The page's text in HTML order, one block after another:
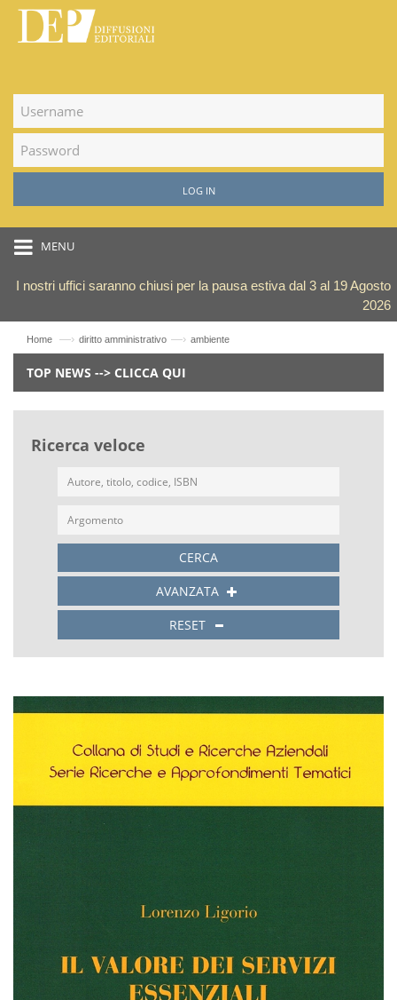
LOG IN
MENU
I nostri uffici saranno chiusi per la pausa estiva dal 3 al 19 Agosto
2026
Home —› diritto amministrativo —› ambiente
TOP NEWS --> CLICCA QUI
Ricerca veloce
CERCA
AVANZATA
RESET